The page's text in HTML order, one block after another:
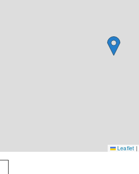
Leaflet |